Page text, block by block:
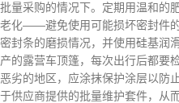
批量采购的情况下。定期用温和的
老化——避免使用可能损坏密封件
密封条的磨损情况，并使用硅基润
产的露营车顶篷，每次出行后都要
恶劣的地区，应涂抹保护涂层以防
于供应商提供的批量维护套件，从